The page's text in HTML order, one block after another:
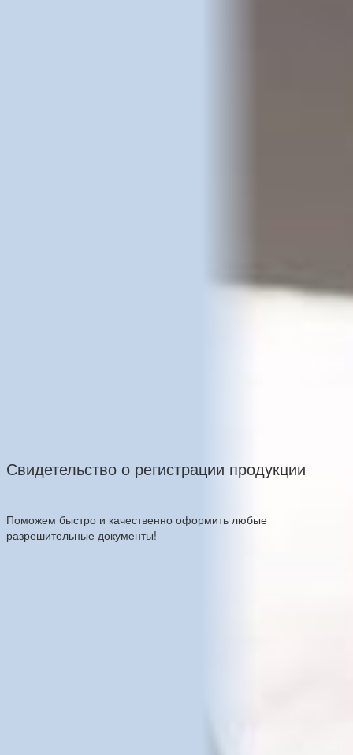
Свидетельство о регистрации продукции
Поможем быстро и качественно оформить любые
разрешительные документы!